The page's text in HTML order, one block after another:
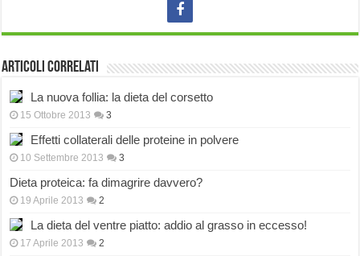
Articoli correlati
La nuova follia: la dieta del corsetto
15 Ottobre 2013 3
Effetti collaterali delle proteine in polvere
10 Settembre 2013 3
Dieta proteica: fa dimagrire davvero?
19 Aprile 2013 2
La dieta del ventre piatto: addio al grasso in eccesso!
17 Aprile 2013 2